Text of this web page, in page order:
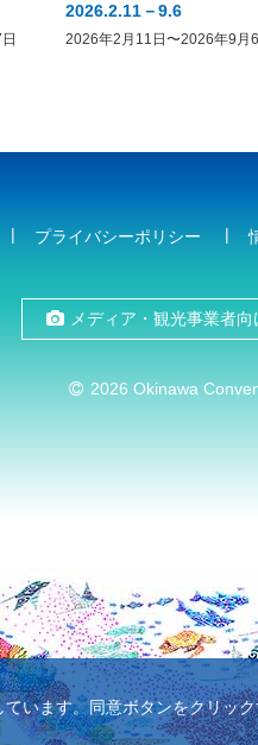
2026.2.11－9.6
2026年2月11日〜2026年9月
プライバシーポリシー
メディア・観光事業者
2026 Okinawa
います。同意ボタンをクリッ